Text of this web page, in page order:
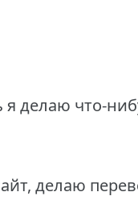
делаю что-
делаю